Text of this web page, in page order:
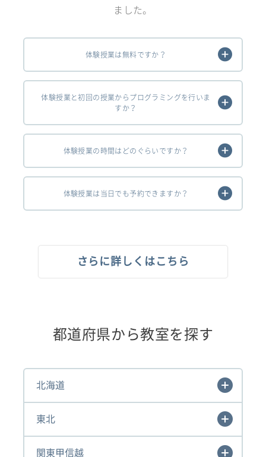
ました。
体験授業は無料ですか？
体験授業と初回の授業からプログラミングを行いま
すか？
体験授業の時間はどのぐらいですか？
体験授業は当日でも予約できますか？
さらに詳しくはこちら
都道府県から教室を探す
北海道
東北
関東甲信越